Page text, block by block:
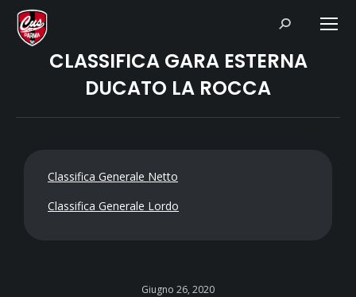
Search:
CLASSIFICA GARA ESTERNA
DUCATO LA ROCCA
Classifica Generale Netto
Classifica Generale Lordo
Giugno 26, 2020